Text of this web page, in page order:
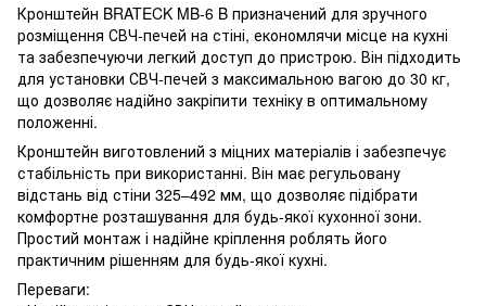
Кронштейн BRATECK MB-6 B призначений для зручного
розміщення СВЧ-печей на стіні, економлячи місце на кухні
та забезпечуючи легкий доступ до пристрою. Він підходить
для установки СВЧ-печей з максимальною вагою до 30 кг,
що дозволяє надійно закріпити техніку в оптимальному
положенні.
Кронштейн виготовлений з міцних матеріалів і забезпечує
стабільність при використанні. Він має регульовану
відстань від стіни 325–492 мм, що дозволяє підібрати
комфортне розташування для будь-якої кухонної зони.
Простий монтаж і надійне кріплення роблять його
практичним рішенням для будь-якої кухні.
Переваги: